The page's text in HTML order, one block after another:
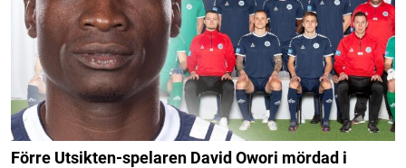
Förre Utsikten-spelaren David Owori mördad i